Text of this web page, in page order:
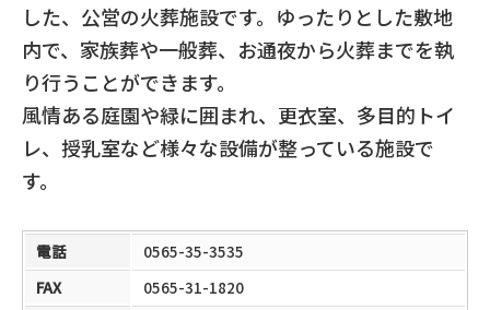
した、公営の火葬施設です。ゆったりとした敷地
内で、家族葬や一般葬、お通夜から火葬までを執
り行うことができます。
風情ある庭園や緑に囲まれ、更衣室、多目的トイ
レ、授乳室など様々な設備が整っている施設で
す。
電話
0565-35-3535
FAX
0565-31-1820